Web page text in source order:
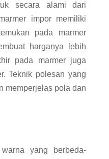
secara alami dari
impor memiliki
pada marmer
harganya lebih
pada marmer juga
Teknik polesan yang
memperjelas pola dan
yang berbeda-